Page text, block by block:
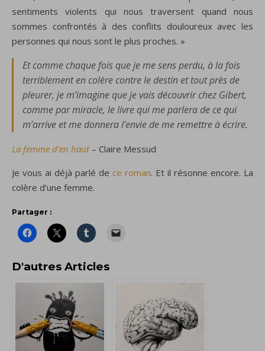
sentiments violents qui nous traversent quand nous
sommes confrontés à des conflits douloureux avec les
personnes qui nous sont le plus proches. »
Et comme chaque fois que je me sens perdu, à la fois
terriblement en colère contre le destin et tout près de
pleurer, je m’imagine que je vais découvrir chez Gibert,
comme par miracle, le livre qui me parlera de ce qui
m’arrive et me donnera l’envie de me remettre à écrire.
La femme d’en haut– Claire Messud
Je vous ai déjà parlé de ce roman. Et il résonne encore. La
colère d’une femme.
Partager :
D'autres Articles